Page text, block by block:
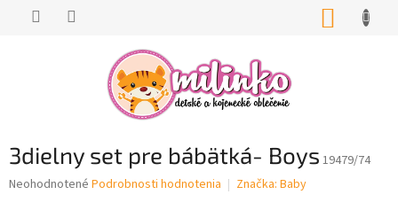
3dielny set pre bábätká- Boys 19479/74
Priemerné
Neohodnotené Podrobnosti hodnotenia Značka: Baby